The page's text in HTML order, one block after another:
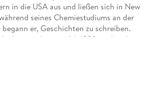
in die USA aus und ließen sich in New
seines Chemiestudiums an der
er, Geschichten zu schreiben.
erschien im Juli 1939, und in den
und die Robotergeschichten, in